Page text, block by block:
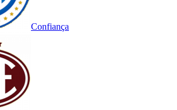
Confiança